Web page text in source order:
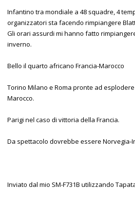
Infantino tra mondiale a 48 squadre, 4
organizzatori sta facendo rimpiangere
Gli orari assurdi mi hanno fatto
inverno.
Bello il quarto africano Francia-Marocco
Torino Milano e Roma pronte ad
Marocco.
Parigi nel caso di vittoria della Francia.
Da spettacolo dovrebbe essere Norvegia-
Inviato dal mio SM-F731B utilizzando